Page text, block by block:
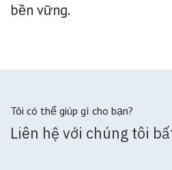
bền vững.
Tôi có thể giúp gì cho bạn?
Liên hệ với chúng tôi